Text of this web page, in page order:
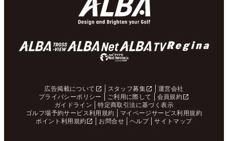
広告掲載について スタッフ募集
運営会社
プライバシーポリシー
ご利用に際して
会員規約
ガイドライン
特定商取引法に基づく表示
ゴルフ場予約サービス利用規約
マイページサービス利用規約
ポイント利用規約
お問合せ ヘルプ サイトマップ